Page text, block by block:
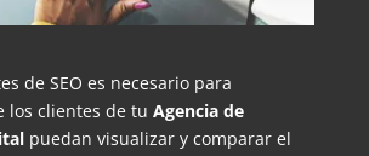
de SEO es necesario para
los clientes de tu Agencia de
puedan visualizar y comparar el